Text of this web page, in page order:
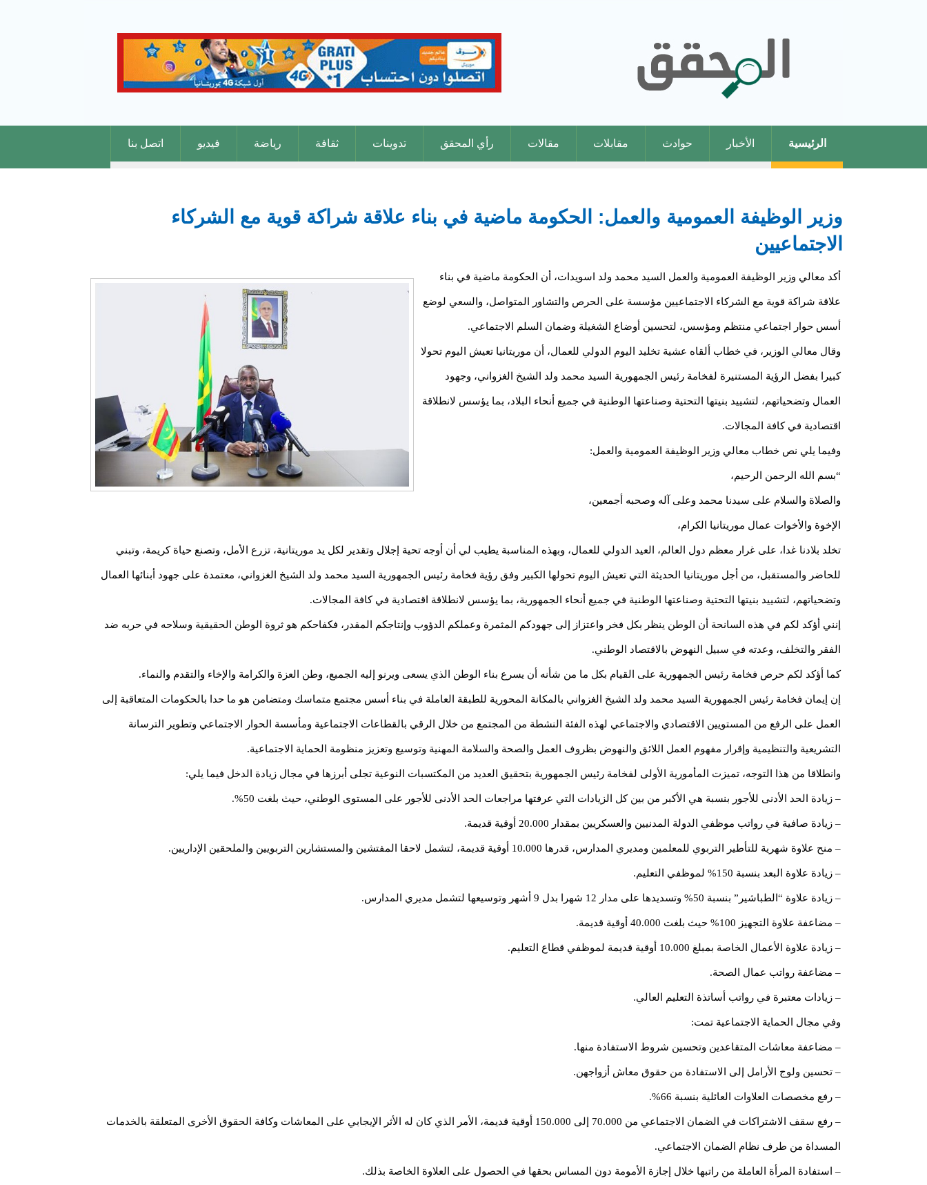
الرئيسية الأخبار حوادث مقابلات مقالات رأي المحقق تدوينات ثقافة رياضة فيديو اتصل بنا
وزير الوظيفة العمومية والعمل: الحكومة ماضية في بناء علاقة شراكة قوية مع الشركاء
الاجتماعيين
أكد معالي وزير الوظيفة العمومية والعمل السيد محمد ولد اسويدات، أن الحكومة ماضية في بناء
علاقة شراكة قوية مع الشركاء الاجتماعيين مؤسسة على الحرص والتشاور المتواصل، والسعي لوضع
أسس حوار اجتماعي منتظم ومؤسس، لتحسين أوضاع الشغيلة وضمان السلم الاجتماعي.
وقال معالي الوزير، في خطاب ألقاه عشية تخليد اليوم الدولي للعمال، أن موريتانيا تعيش اليوم تحولا
كبيرا بفضل الرؤية المستنيرة لفخامة رئيس الجمهورية السيد محمد ولد الشيخ الغزواني، وجهود
العمال وتضحياتهم، لتشييد بنيتها التحتية وصناعتها الوطنية في جميع أنحاء البلاد، بما يؤسس لانطلاقة
اقتصادية في كافة المجالات.
وفيما يلي نص خطاب معالي وزير الوظيفة العمومية والعمل:
“بسم الله الرحمن الرحيم،
والصلاة والسلام على سيدنا محمد وعلى آله وصحبه أجمعين،
الإخوة والأخوات عمال موريتانيا الكرام،
تخلد بلادنا غدا، على غرار معظم دول العالم، العيد الدولي للعمال، وبهذه المناسبة يطيب لي أن أوجه تحية إجلال وتقدير لكل يد موريتانية، تزرع الأمل، وتصنع حياة كريمة، وتبني
للحاضر والمستقبل، من أجل موريتانيا الحديثة التي تعيش اليوم تحولها الكبير وفق رؤية فخامة رئيس الجمهورية السيد محمد ولد الشيخ الغزواني، معتمدة على جهود أبنائها العمال
وتضحياتهم، لتشييد بنيتها التحتية وصناعتها الوطنية في جميع أنحاء الجمهورية، بما يؤسس لانطلاقة اقتصادية في كافة المجالات.
إنني أؤكد لكم في هذه السانحة أن الوطن ينظر بكل فخر واعتزاز إلى جهودكم المثمرة وعملكم الدؤوب وإنتاجكم المقدر، فكفاحكم هو ثروة الوطن الحقيقية وسلاحه في حربه ضد
الفقر والتخلف، وعدته في سبيل النهوض بالاقتصاد الوطني.
كما أؤكد لكم حرص فخامة رئيس الجمهورية على القيام بكل ما من شأنه أن يسرع بناء الوطن الذي يسعى ويرنو إليه الجميع، وطن العزة والكرامة والإخاء والتقدم والنماء.
إن إيمان فخامة رئيس الجمهورية السيد محمد ولد الشيخ الغزواني بالمكانة المحورية للطبقة العاملة في بناء أسس مجتمع متماسك ومتضامن هو ما حدا بالحكومات المتعاقبة إلى
العمل على الرفع من المستويين الاقتصادي والاجتماعي لهذه الفئة النشطة من المجتمع من خلال الرقي بالقطاعات الاجتماعية ومأسسة الحوار الاجتماعي وتطوير الترسانة
التشريعية والتنظيمية وإقرار مفهوم العمل اللائق والنهوض بظروف العمل والصحة والسلامة المهنية وتوسيع وتعزيز منظومة الحماية الاجتماعية.
وانطلاقا من هذا التوجه، تميزت المأمورية الأولى لفخامة رئيس الجمهورية بتحقيق العديد من المكتسبات النوعية تجلى أبرزها في مجال زيادة الدخل فيما يلي:
– زيادة الحد الأدنى للأجور بنسبة هي الأكبر من بين كل الزيادات التي عرفتها مراجعات الحد الأدنى للأجور على المستوى الوطني، حيث بلغت 50%.
– زيادة صافية في رواتب موظفي الدولة المدنيين والعسكريين بمقدار 20.000 أوقية قديمة.
– منح علاوة شهرية للتأطير التربوي للمعلمين ومديري المدارس، قدرها 10.000 أوقية قديمة، لتشمل لاحقا المفتشين والمستشارين التربويين والملحقين الإداريين.
– زيادة علاوة البعد بنسبة 150% لموظفي التعليم.
– زيادة علاوة “الطباشير” بنسبة 50% وتسديدها على مدار 12 شهرا بدل 9 أشهر وتوسيعها لتشمل مديري المدارس.
– مضاعفة علاوة التجهيز 100% حيث بلغت 40.000 أوقية قديمة.
– زيادة علاوة الأعمال الخاصة بمبلغ 10.000 أوقية قديمة لموظفي قطاع التعليم.
– مضاعفة رواتب عمال الصحة.
– زیادات معتبرة في رواتب أساتذة التعليم العالي.
وفي مجال الحماية الاجتماعية تمت:
– مضاعفة معاشات المتقاعدين وتحسين شروط الاستفادة منها.
– تحسين ولوج الأرامل إلى الاستفادة من حقوق معاش أزواجهن.
– رفع مخصصات العلاوات العائلية بنسبة 66%.
– رفع سقف الاشتراكات في الضمان الاجتماعي من 70.000 إلى 150.000 أوقية قديمة، الأمر الذي كان له الأثر الإيجابي على المعاشات وكافة الحقوق الأخرى المتعلقة بالخدمات
المسداة من طرف نظام الضمان الاجتماعي.
– استفادة المرأة العاملة من راتبها خلال إجازة الأمومة دون المساس بحقها في الحصول على العلاوة الخاصة بذلك.